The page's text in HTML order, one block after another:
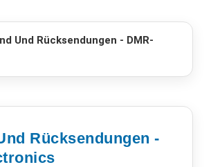
Und Rücksendungen - DMR-
Rücksendungen -